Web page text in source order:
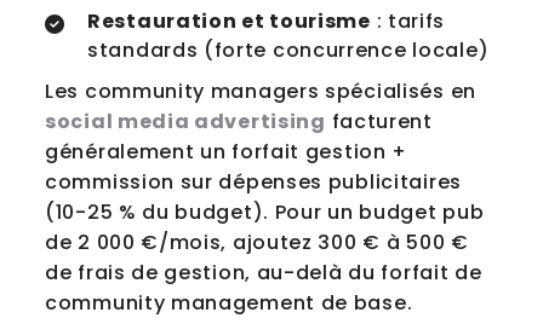
Restauration et tourisme : tarifs
standards (forte concurrence locale)
Les community managers spécialisés en
social media advertising facturent
généralement un forfait gestion +
commission sur dépenses publicitaires
(10-25 % du budget). Pour un budget pub
de 2 000 €/mois, ajoutez 300 € à 500 €
de frais de gestion, au-delà du forfait de
community management de base.